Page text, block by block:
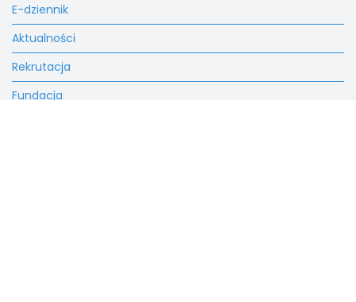
E-dziennik
Aktualności
Rekrutacja
Fundacja